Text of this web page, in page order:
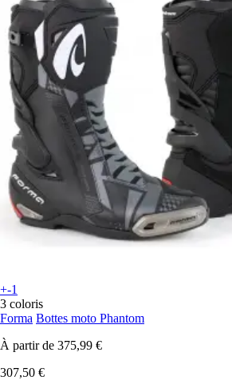
+-1
3 coloris
Forma Bottes moto Phantom
À partir de 375,99 €
307,50 €